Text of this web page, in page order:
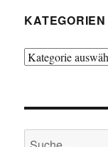
KATEGORIEN
Kategorien
Suche